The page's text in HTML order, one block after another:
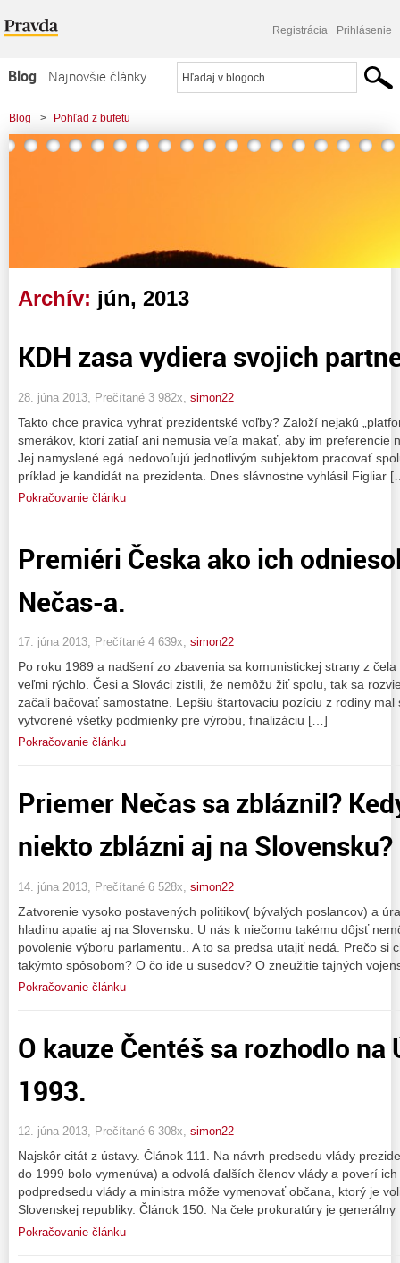
Registrácia Prihlásenie
Blog
Najnovšie články
Najčítanejšie články
Najkomentovanejšie články
Blog > Pohľad z bufetu
Archív: jún, 2013
KDH zasa vydiera svojich
28. júna 2013, Prečítané 3 982x, simon22
Takto chce pravica vyhrať prezidentské voľby? Založí nejakú
smerákov, ktorí zatiaľ ani nemusia veľa makať, aby im preferencie
Jej namyslené egá nedovoľujú jednotlivým subjektom pracovať
príklad je kandidát na prezidenta. Dnes slávnostne vyhlásil Figliar
Pokračovanie článku
Premiéri Česka ako ich
Nečas-a.
17. júna 2013, Prečítané 4 639x, simon22
Po roku 1989 a nadšení zo zbavenia sa komunistickej strany z
veľmi rýchlo. Česi a Slováci zistili, že nemôžu žiť spolu, tak sa
začali bačovať samostatne. Lepšiu štartovaciu pozíciu z rodiny
vytvorené všetky podmienky pre výrobu, finalizáciu […]
Pokračovanie článku
Priemer Nečas sa zbláznil?
niekto zblázni aj na Slovensku?
14. júna 2013, Prečítané 6 528x, simon22
Zatvorenie vysoko postavených politikov( bývalých poslancov) a
hladinu apatie aj na Slovensku. U nás k niečomu takému dôjsť
povolenie výboru parlamentu.. A to sa predsa utajiť nedá. Prečo si
takýmto spôsobom? O čo ide u susedov? O zneužitie tajných
Pokračovanie článku
O kauze Čentéš sa rozhodlo na
1993.
12. júna 2013, Prečítané 6 308x, simon22
Najskôr citát z ústavy. Článok 111. Na návrh predsedu vlády
do 1999 bolo vymenúva) a odvolá ďalších členov vlády a poverí
podpredsedu vlády a ministra môže vymenovať občana, ktorý je
Slovenskej republiky. Článok 150. Na čele prokuratúry je
Pokračovanie článku